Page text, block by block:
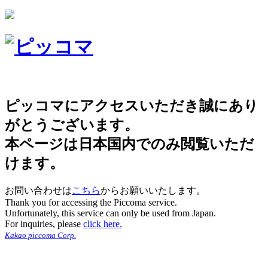
ピッコマにアクセスいただき誠にあり
がとうございます。
本ページは日本国内でのみ閲覧いただ
けます。
お問い合わせはこちらからお願いいたします。
Thank you for accessing the Piccoma service.
Unfortunately, this service can only be used from Japan.
For inquiries, please click here.
Kakao piccoma Corp.